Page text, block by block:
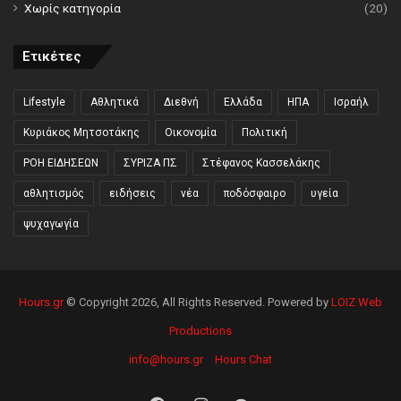
Χωρίς κατηγορία (20)
Ετικέτες
Lifestyle Αθλητικά Διεθνή Ελλάδα ΗΠΑ Ισραήλ
Κυριάκος Μητσοτάκης Οικονομία Πολιτική
ΡΟΗ ΕΙΔΗΣΕΩΝ ΣΥΡΙΖΑ ΠΣ Στέφανος Κασσελάκης
αθλητισμός ειδήσεις νέα ποδόσφαιρο υγεία
ψυχαγωγία
Hours.gr© Copyright 2026, All Rights Reserved. Powered by LOIZ Web
Productions
info@hours.gr Hours Chat